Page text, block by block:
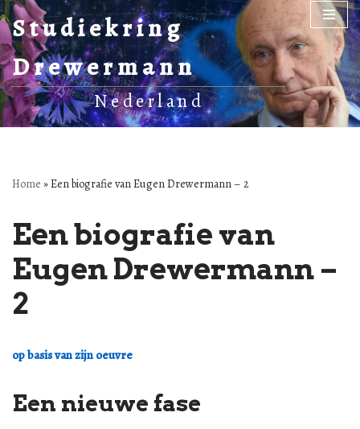
Ga
naar
de
inhoud
Studiekring
Drewermann
Nederland
Home »Een biografie van Eugen Drewermann – 2
Een biografie van
Eugen Drewermann –
2
op basis van zijn oeuvre
Een nieuwe fase